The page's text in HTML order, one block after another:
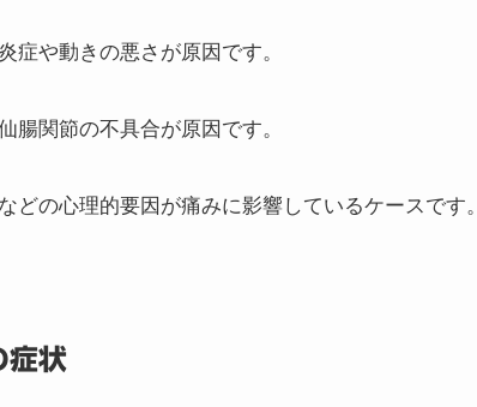
症や動きの悪さが原因です。
腸関節の不具合が原因です。
どの心理的要因が痛みに影響しているケースです。
症状